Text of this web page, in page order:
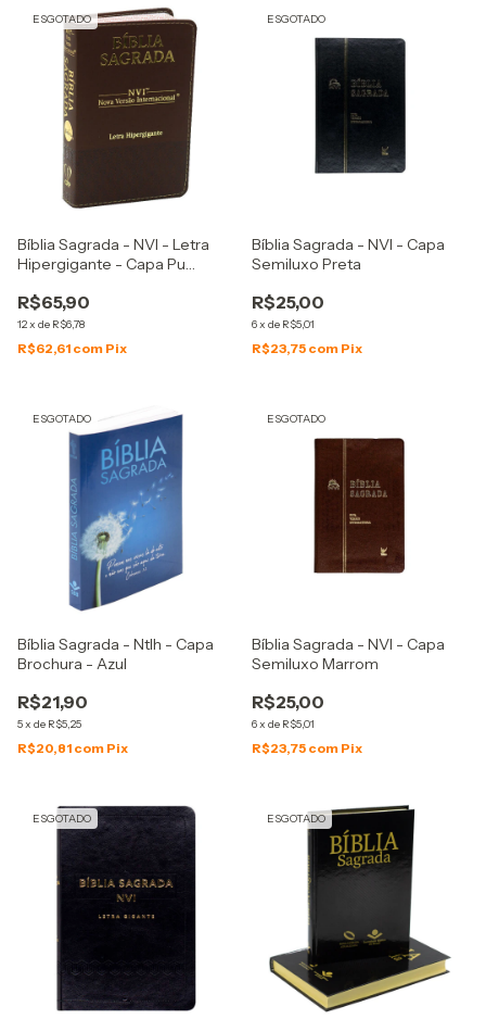
ESGOTADO
Bíblia Sagrada - NVI - Letra
Hipergigante - Capa Pu
R$65,90
12x de R$6,78
R$62,61 com Pix
ESGOTADO
Bíblia Sagrada - NVI - Capa
Semiluxo Preta
R$25,00
6x de R$5,01
R$23,75 com Pix
ESGOTADO
Bíblia Sagrada - Ntlh - Capa
Brochura - Azul
R$21,90
5x de R$5,25
R$20,81 com Pix
ESGOTADO
Bíblia Sagrada - NVI - Capa
Semiluxo Marrom
R$25,00
6x de R$5,01
R$23,75 com Pix
ESGOTADO ESGOTADO